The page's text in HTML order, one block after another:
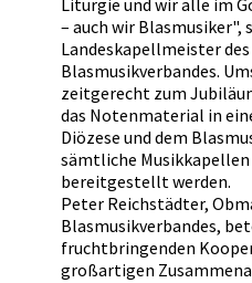
Liturgie und wir alle im
– auch wir Blasmusiker",
Landeskapellmeister
Blasmusikverbandes.
zeitgerecht zum
das Notenmaterial in
Diözese und dem
sämtliche
bereitgestellt werden.
Peter Reichstädter,
Blasmusikverbandes,
fruchtbringenden
großartigen